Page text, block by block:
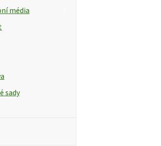
média
sady